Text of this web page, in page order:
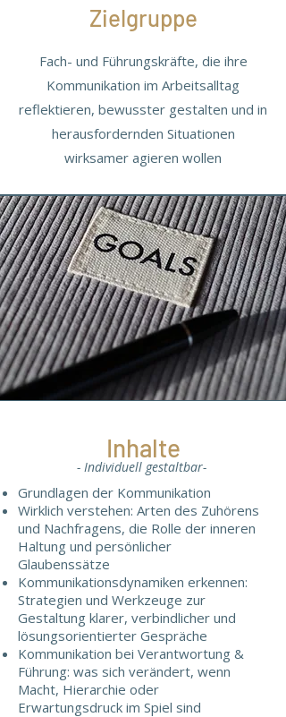
Zielgruppe
Fach- und Führungskräfte, die ihre
Kommunikation im Arbeitsalltag
reflektieren, bewusster gestalten und in
herausfordernden Situationen
wirksamer agieren wollen
Inhalte
- Individuell gestaltbar-
Grundlagen der Kommunikation
Wirklich verstehen: Arten des Zuhörens
und Nachfragens, die Rolle der inneren
Haltung und persönlicher
Glaubenssätze
Kommunikationsdynamiken erkennen:
Strategien und Werkzeuge zur
Gestaltung klarer, verbindlicher und
lösungsorientierter Gespräche
Kommunikation bei Verantwortung &
Führung: was sich verändert, wenn
Macht, Hierarchie oder
Erwartungsdruck im Spiel sind